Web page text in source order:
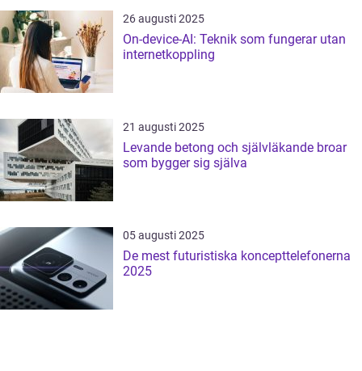
26 augusti 2025
On-device‑AI: Teknik som fungerar utan
internetkoppling
21 augusti 2025
Levande betong och självläkande broar
som bygger sig själva
05 augusti 2025
De mest futuristiska koncepttelefonerna
2025